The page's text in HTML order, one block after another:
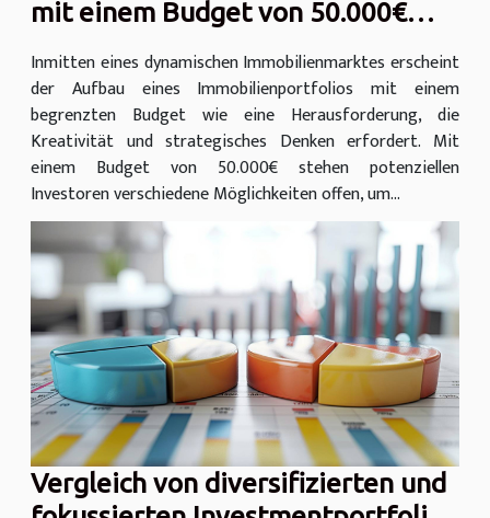
mit einem Budget von 50.000€
Inmitten eines dynamischen Immobilienmarktes erscheint
der Aufbau eines Immobilienportfolios mit einem
begrenzten Budget wie eine Herausforderung, die
Kreativität und strategisches Denken erfordert. Mit
einem Budget von 50.000€ stehen potenziellen
Investoren verschiedene Möglichkeiten offen, um...
Vergleich von diversifizierten und